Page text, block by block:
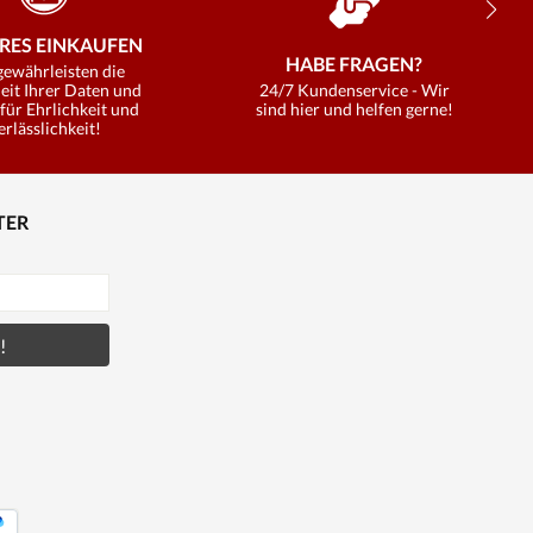
EINKAUFEN
die
Ihrer Daten und
Ehrlichkeit und
HABE FRAGEN?
24/7 Kundenservice - Wir
sind hier und helfen gerne!